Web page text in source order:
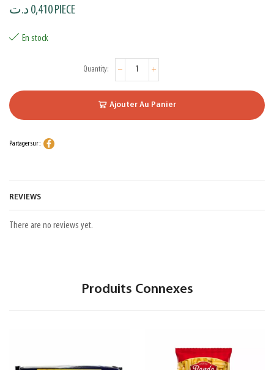
0,410د.ت PIECE
En stock
Ajouter Au Panier
Partager sur :
REVIEWS
There are no reviews yet.
Produits Connexes